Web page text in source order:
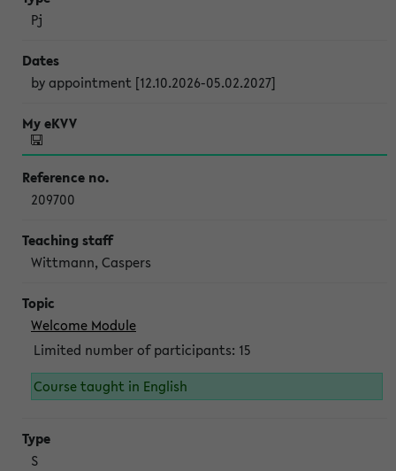
Pj
by appointment [12.10.2026-05.02.2027]
209700
Wittmann, Caspers
Welcome Module
Limited number of participants: 15
Course taught in English
S